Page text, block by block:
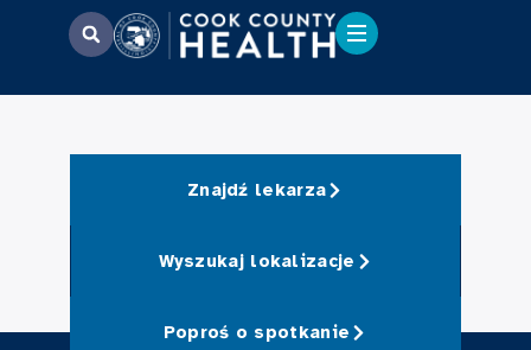
Znajdź lekarza
Wyszukaj lokalizacje
Poproś o spotkanie